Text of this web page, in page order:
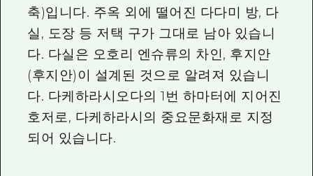
축)입니다. 주옥 외에 떨어진 다다미 방, 다
실, 도장 등 저택 구가 그대로 남아 있습니
다. 다실은 오호리 엔슈류의 차인, 후지안
(후지안)이 설계된 것으로 알려져 있습니
다. 다케하라시오다의 1번 하마터에 지어진
호저로, 다케하라시의 중요문화재로 지정
되어 있습니다.